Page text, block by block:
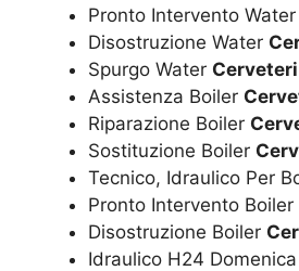
Pronto Intervento Water
Disostruzione Water
Spurgo Water Cerveteri
Assistenza Boiler
Riparazione Boiler
Sostituzione Boiler
Tecnico, Idraulico Per
Pronto Intervento Boiler
Disostruzione Boiler
Idraulico H24 Domenica